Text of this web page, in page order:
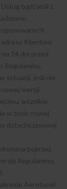
bądź jeśli z
adresy Klientów
14 dni przed
Regulaminu.
sytuacji, jeśli nie
nowej wersji
wszelkie
w życie nowej
dotychczasowej
poprzez
Regulaminu,
Aerotunel